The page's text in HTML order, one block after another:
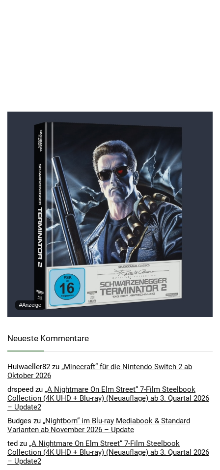
#Anzeige
Neueste Kommentare
Huiwaeller82 zu „Minecraft“ für die Nintendo Switch 2 ab
Oktober 2026
drspeed zu „A Nightmare On Elm Street“ 7-Film Steelbook
Collection (4K UHD + Blu-ray) (Neuauflage) ab 3. Quartal 2026
– Update2
Budges zu „Nightborn“ im Blu-ray Mediabook & Standard
Varianten ab November 2026 – Update
ted zu „A Nightmare On Elm Street“ 7-Film Steelbook
Collection (4K UHD + Blu-ray) (Neuauflage) ab 3. Quartal 2026
– Update2